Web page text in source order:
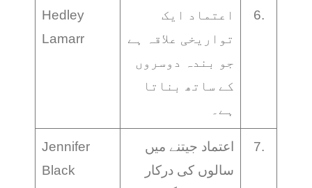
Hedley
Lamarr
اعتماد ایک
تواریخی علاقہ ہے
جو بندہ دوسروں
کے ساتھ بناتا
ہے۔
6.
Jennifer
Black
اعتماد جیتنے میں
سالوں کی درکار
7.